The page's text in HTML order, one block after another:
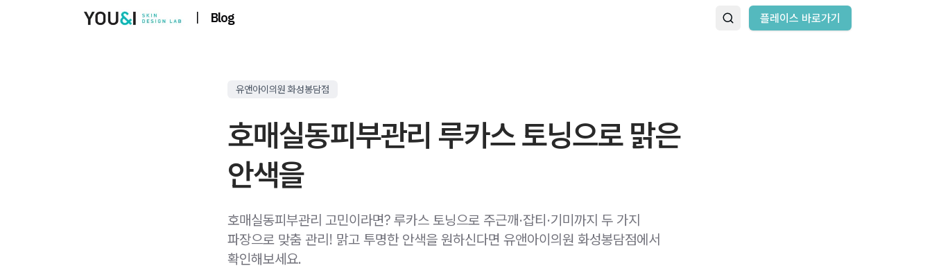
| Blog 플레이스 바로가기
유앤아이의원 화성봉담점
호매실동피부관리 루카스 토닝으로 맑은
안색을
호매실동피부관리 고민이라면? 루카스 토닝으로 주근깨·잡티·기미까지 두 가지
파장으로 맞춤 관리! 맑고 투명한 안색을 원하신다면 유앤아이의원 화성봉담점에서
확인해보세요.